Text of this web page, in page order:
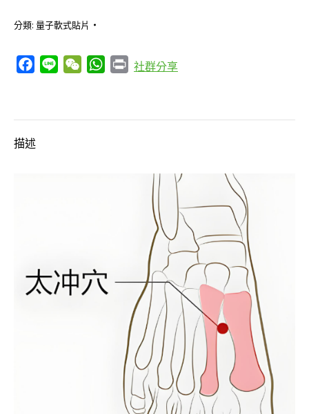
貼/
沖
貼
分類: 量子軟式貼片
Facebook
Line WeChatWhatsApp
Print
社群分享
描述